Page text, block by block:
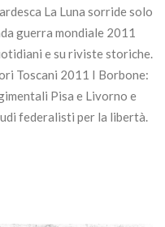
La Luna sorride solo
guerra mondiale 2011
e su riviste storiche.
Toscani 2011 I Borbone:
Pisa e Livorno e
federalisti per la libertà.